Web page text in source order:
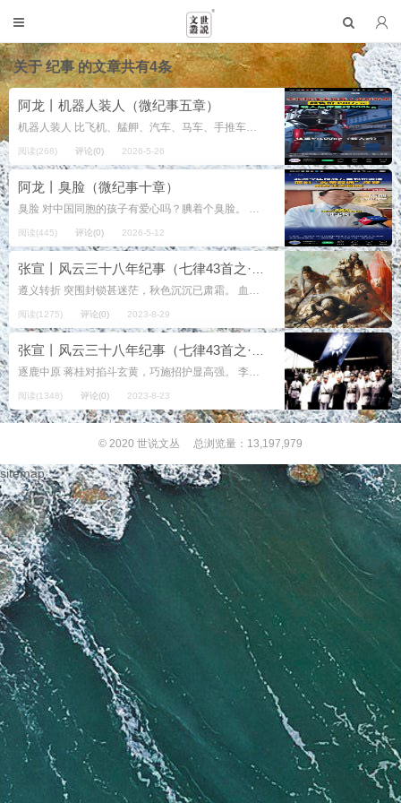
关于纪事的文章共有4条
阿龙丨机器人装人（微纪事五章）
机器人装人 比飞机、艋舺、汽车、马车、手推车、轮船、自行车、椅轿、骡筐、軕子……如何？电动车就不提了，上街得交罚款。 2026年5月13日 最美的风景 ...
阅读(268) 评论(0) 2026-5-26
阿龙丨臭脸（微纪事十章）
臭脸 对中国同胞的孩子有爱心吗？腆着个臭脸。 来自李言谙的笔记本 2026年4月7日 阿尔忒弥斯拍下的月球表面像什么？ 阿尔忒弥斯拍下的月球表面像什么...
阅读(445) 评论(0) 2026-5-12
遵义转折 突围封锁甚迷茫，秋色沉沉已肃霜。 血战湘江成噩梦，勇夺遵义见夕阳。 左倾瓦解添生气，班底重构弃旧妆。 牵住牛鼻敌阵乱，且托赤水做文章。 奋战围堵 ...
阅读(1275) 评论(0) 2023-8-29
逐鹿中原 蒋桂对掐斗玄黄，巧施招护显高强。 李杨反水齐出战，诸葛力扛怎阻挡？ 阎氏领衔搏有戏，中原逐鹿日无光。 都督各路终明了，击溃中央欠考量。 ...
阅读(1348) 评论(0) 2023-8-23
© 2020 世说文丛 总浏览量：13,197,979
sitemap